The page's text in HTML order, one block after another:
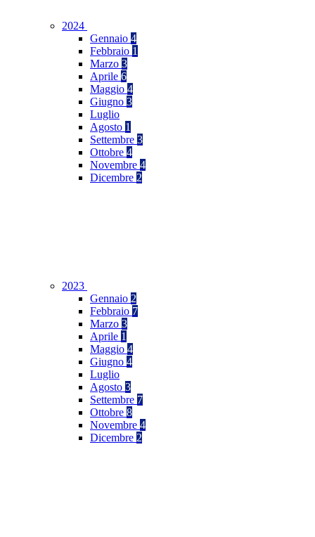
2024
Gennaio 4
Febbraio 1
Marzo 3
Aprile 6
Maggio 4
Giugno 3
Luglio
Agosto 1
Settembre 3
Ottobre 4
Novembre 4
Dicembre 2
2023
Gennaio 2
Febbraio 7
Marzo 3
Aprile 1
Maggio 4
Giugno 4
Luglio
Agosto 3
Settembre 7
Ottobre 8
Novembre 4
Dicembre 2